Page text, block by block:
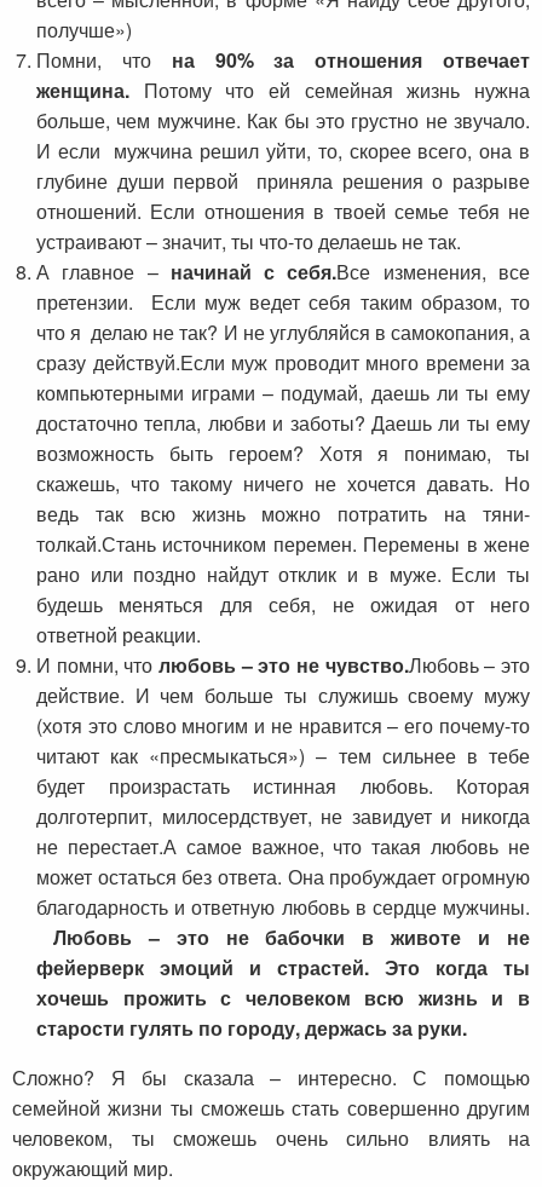
получше»)
Помни, чтона 90% за отношения отвечает
женщина. Потому что ей семейная жизнь нужна
больше, чем мужчине. Как бы это грустно не звучало.
И если мужчина решил уйти, то, скорее всего, она в
глубине души первой приняла решения о разрыве
отношений. Если отношения в твоей семье тебя не
устраивают – значит, ты что-то делаешь не так.
А главное – начинай с себя.Все изменения, все
претензии. Если муж ведет себя таким образом, то
что я делаю не так? И не углубляйся в самокопания, а
сразу действуй.Если муж проводит много времени за
компьютерными играми – подумай, даешь ли ты ему
достаточно тепла, любви и заботы? Даешь ли ты ему
возможность быть героем? Хотя я понимаю, ты
скажешь, что такому ничего не хочется давать. Но
ведь так всю жизнь можно потратить на тяни-
толкай.Стань источником перемен. Перемены в жене
рано или поздно найдут отклик и в муже. Если ты
будешь меняться для себя, не ожидая от него
ответной реакции.
И помни, что любовь – это не чувство.Любовь – это
действие. И чем больше ты служишь своему мужу
(хотя это слово многим и не нравится – его почему-то
читают как «пресмыкаться») – тем сильнее в тебе
будет произрастать истинная любовь. Которая
долготерпит, милосердствует, не завидует и никогда
не перестает.А самое важное, что такая любовь не
может остаться без ответа. Она пробуждает огромную
благодарность и ответную любовь в сердце мужчины.
Любовь – это не бабочки в животе и не
фейерверк эмоций и страстей. Это когда ты
хочешь прожить с человеком всю жизнь и в
старости гулять по городу, держась за руки.
Сложно? Я бы сказала – интересно. С помощью
семейной жизни ты сможешь стать совершенно другим
человеком, ты сможешь очень сильно влиять на
окружающий мир.